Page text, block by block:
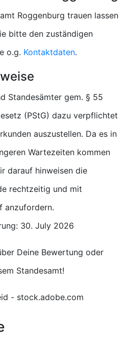
Roggenburg trauen lassen
bitte den zuständigen
o.g. Kontaktdaten.
Standesämter gem. § 55
(PStG) dazu verpflichtet
auszustellen. Da es in
Wartezeiten kommen
darauf hinweisen die
rechtzeitig und mit
anzufordern.
30. July 2026
Deine Bewertung oder
Standesamt!
- stock.adobe.com